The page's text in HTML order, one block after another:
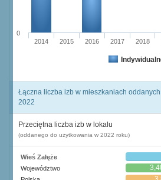
2014 2015 2016 2017 2018
0
Łączna liczba izb w mieszkaniach
2022
Przeciętna liczba izb w lokalu
(oddanego do użytkowania w 2022 roku)
Wieś Załęże
Województwo